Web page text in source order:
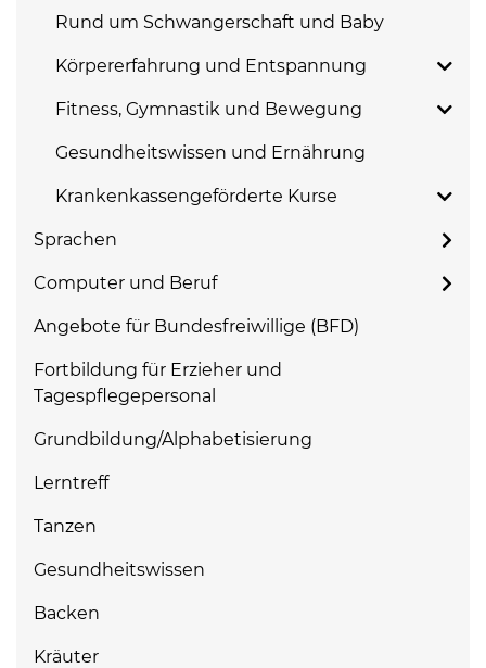
Rund um Schwangerschaft und Baby
Körpererfahrung und Entspannung
Fitness, Gymnastik und Bewegung
Gesundheitswissen und Ernährung
Krankenkassengeförderte Kurse
Sprachen
Computer und Beruf
Angebote für Bundesfreiwillige (BFD)
Fortbildung für Erzieher und
Tagespflegepersonal
Grundbildung/Alphabetisierung
Lerntreff
Tanzen
Gesundheitswissen
Backen
Kräuter